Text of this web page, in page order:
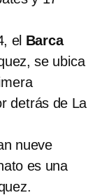
el Barca
se ubica
detrás de La
nueve
es una